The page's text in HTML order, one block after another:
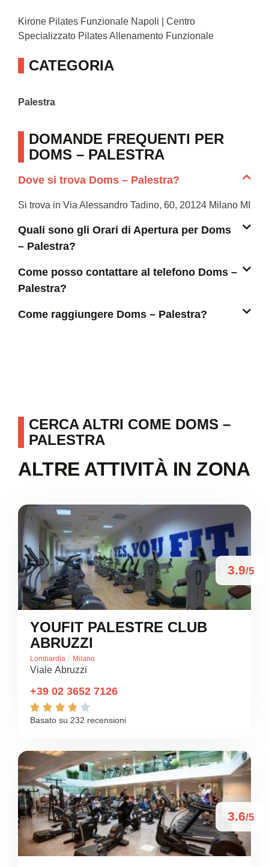
Kirone Pilates Funzionale Napoli | Centro
Specializzato Pilates Allenamento Funzionale
CATEGORIA
Palestra
DOMANDE FREQUENTI PER
DOMS – PALESTRA
Dove si trova Doms – Palestra?
Si trova in Via Alessandro Tadino, 60, 20124 Milano MI
Quali sono gli Orari di Apertura per Doms
– Palestra?
Come posso contattare al telefono Doms –
Palestra?
Come raggiungere Doms – Palestra?
CERCA ALTRI COME DOMS –
PALESTRA
ALTRE ATTIVITÀ IN ZONA
3.9/5
YOUFIT PALESTRE CLUB
ABRUZZI
Lombardia / Milano
Viale Abruzzi
+39 02 3652 7126
    
Basato su 232 recensioni
3.6/5